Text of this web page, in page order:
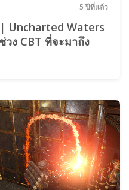
5 ปีที่แล้ว
Uncharted Waters
ง CBT ที่จะมาถึง